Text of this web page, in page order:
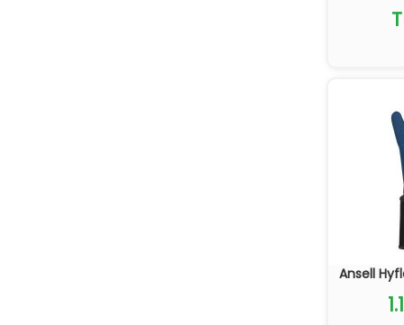
Ansell